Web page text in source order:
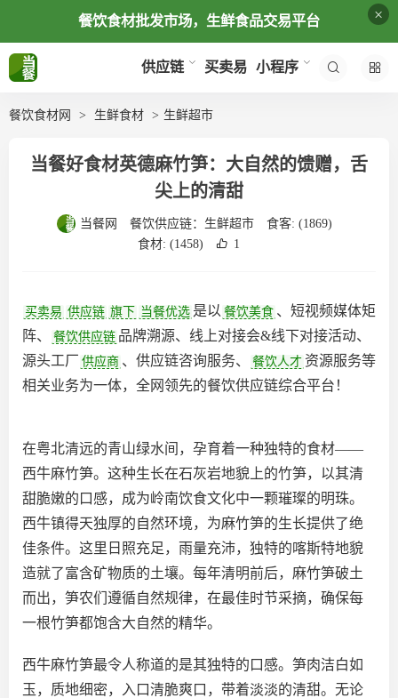
餐饮食材批发市场，生鲜食品交易平台 ×
供应链 买卖易 小程序
餐饮食材网 生鲜食材 生鲜超市
当餐好食材英德麻竹笋：大自然的馈赠，舌
尖上的清甜
当餐网 餐饮供应链： 生鲜超市 食客: (1869)
食材: (1458) 1
买卖易 供应链 旗下 当餐优选 是以 餐饮美食 、短视频媒体矩
阵、
餐饮供应链 品牌溯源、线上对接会&线下对接活动、
源头工厂 供应商 、供应链咨询服务、 餐饮人才 资源服务等
相关业务为一体，全网领先的餐饮供应链综合平台‌！
在粤北清远的青山绿水间，孕育着一种独特的食材——
西牛麻竹笋。这种生长在石灰岩地貌上的竹笋，以其清
甜脆嫩的口感，成为岭南饮食文化中一颗璀璨的明珠。
西牛镇得天独厚的自然环境，为麻竹笋的生长提供了绝
佳条件。这里日照充足，雨量充沛，独特的喀斯特地貌
造就了富含矿物质的土壤。每年清明前后，麻竹笋破土
而出，笋农们遵循自然规律，在最佳时节采摘，确保每
一根竹笋都饱含大自然的精华。
西牛麻竹笋最令人称道的是其独特的口感。笋肉洁白如
玉，质地细密，入口清脆爽口，带着淡淡的清甜。无论